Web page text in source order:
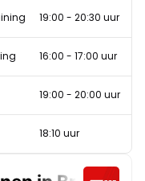
19:00 - 20:30 uur
16:00 - 17:00 uur
19:00 - 20:00 uur
18:10 uur